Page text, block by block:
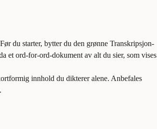
du starter, bytter du den grønne Transkripsjon-
et ord-for-ord-dokument av alt du sier, som vises
innhold du dikterer alene. Anbefales